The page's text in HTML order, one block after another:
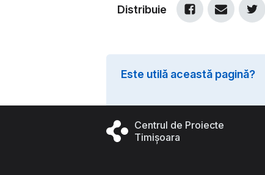
Distribuie
Este utilă această pagină?
Centrul de Proiecte
Timișoara